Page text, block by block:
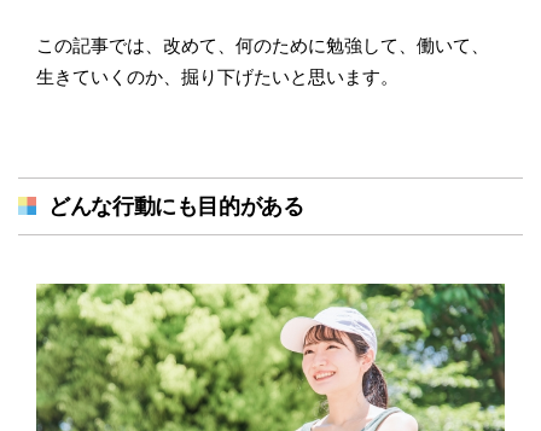
この記事では、改めて、何のために勉強して、働いて、
生きていくのか、掘り下げたいと思います。
どんな行動にも目的がある